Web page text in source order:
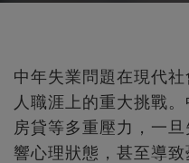
中年失業問題在現代
人職涯上的重大挑戰
房貸等多重壓力，一
響心理狀態，甚至導致